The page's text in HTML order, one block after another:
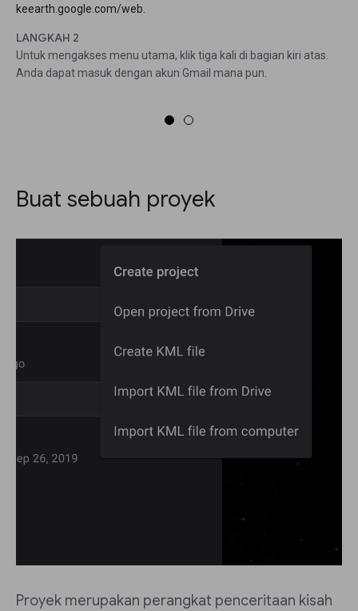
keearth.google.com/web.
LANGKAH 2
Untuk mengakses menu utama, klik tiga kali di bagian kiri atas.
Anda dapat masuk dengan akun Gmail mana pun.
Buat sebuah proyek
Proyek merupakan perangkat penceritaan kisah